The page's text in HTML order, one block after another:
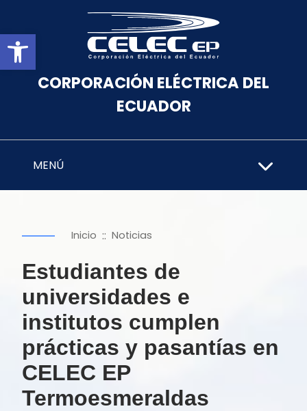
Abrir barra de herramientas
CORPORACIÓN ELÉCTRICA DEL
ECUADOR
MENÚ
Inicio :: Noticias
Estudiantes de
universidades e
institutos cumplen
prácticas y pasantías en
CELEC EP
Termoesmeraldas